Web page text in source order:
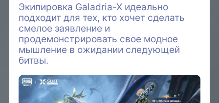
Экипировка Galadria-X идеально
подходит для тех, кто хочет сделать
смелое заявление и
продемонстрировать свое модное
мышление в ожидании следующей
битвы.